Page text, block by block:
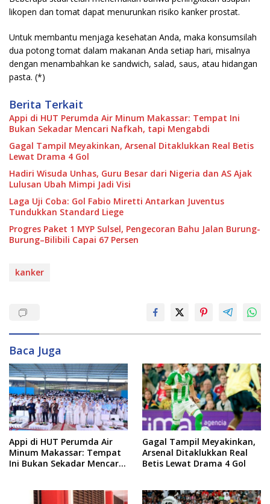
likopen dan tomat dapat menurunkan risiko kanker prostat.
Untuk membantu menjaga kesehatan Anda, maka konsumsilah
dua potong tomat dalam makanan Anda setiap hari, misalnya
dengan menambahkan ke sandwich, salad, saus, atau hidangan
pasta. (*)
Berita Terkait
Appi di HUT Perumda Air Minum Makassar: Tempat Ini
Bukan Sekadar Mencari Nafkah, tapi Mengabdi
Gagal Tampil Meyakinkan, Arsenal Ditaklukkan Real Betis
Lewat Drama 4 Gol
Hadiri Wisuda Unhas, Guru Besar dari Nigeria dan AS Ajak
Lulusan Ubah Mimpi Jadi Visi
Laga Uji Coba: Gol Fabio Miretti Antarkan Juventus
Tundukkan Standard Liege
Progres Paket 1 MYP Sulsel, Pengecoran Bahu Jalan Burung-
Burung–Bilibili Capai 67 Persen
kanker
Baca Juga
Appi di HUT Perumda Air
Minum Makassar: Tempat
Ini Bukan Sekadar Mencari
Gagal Tampil Meyakinkan,
Arsenal Ditaklukkan Real
Betis Lewat Drama 4 Gol